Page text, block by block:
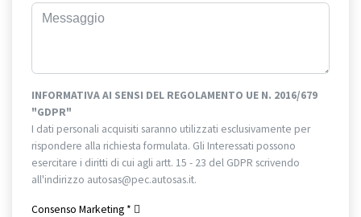
INFORMATIVA AI SENSI DEL REGOLAMENTO UE N. 2016/679
"GDPR"
I dati personali acquisiti saranno utilizzati esclusivamente per
rispondere alla richiesta formulata. Gli Interessati possono
esercitare i diritti di cui agli artt. 15 - 23 del GDPR scrivendo
all'indirizzo autosas@pec.autosas.it.
Consenso Marketing *